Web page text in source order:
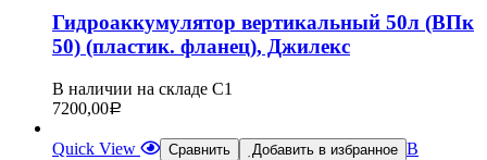
Гидроаккумулятор вертикальный 50л (ВПк
50) (пластик. фланец), Джилекс
В наличии на складе С1
7200,00Р
Quick View Сравнить Добавить в избранное В